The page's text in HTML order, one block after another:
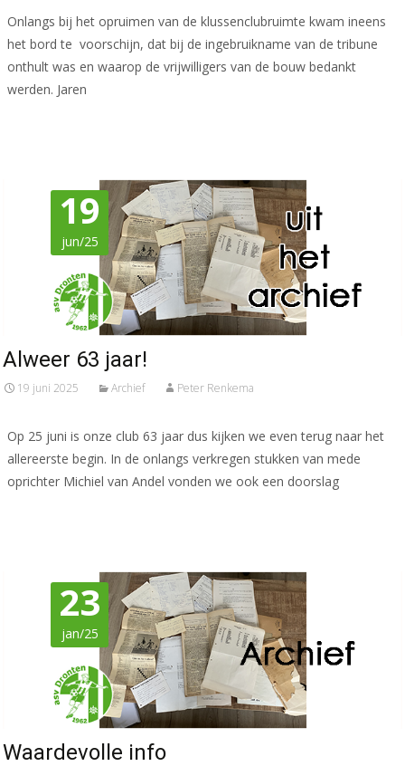
Onlangs bij het opruimen van de klussenclubruimte kwam ineens
het bord te voorschijn, dat bij de ingebruikname van de tribune
onthult was en waarop de vrijwilligers van de bouw bedankt
werden. Jaren
19
jun/25
Alweer 63 jaar!
19 juni 2025 Archief Peter Renkema
Op 25 juni is onze club 63 jaar dus kijken we even terug naar het
allereerste begin. In de onlangs verkregen stukken van mede
oprichter Michiel van Andel vonden we ook een doorslag
23
jan/25
Waardevolle info